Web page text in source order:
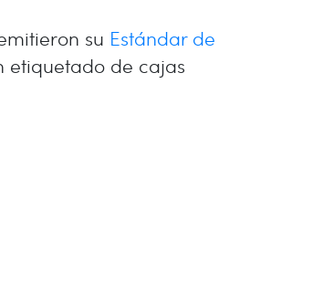
su Estándar de
etiquetado de cajas